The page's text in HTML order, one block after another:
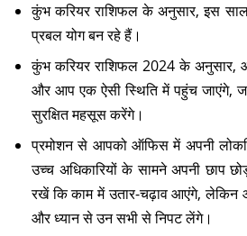
कुंभ करियर राशिफल के अनुसार, इस
प्रबल योग बन रहे हैं।
कुंभ करियर राशिफल 2024 के अनुसार,
और आप एक ऐसी स्थिति में पहुंच जाएंगे,
सुरक्षित महसूस करेंगे।
प्रमोशन से आपको ऑफिस में अपनी
उच्च अधिकारियों के सामने अपनी छाप
रखें कि काम में उतार-चढ़ाव आएंगे, लेकिन
और ध्यान से उन सभी से निपट लेंगे।